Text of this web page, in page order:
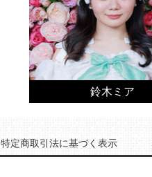
鈴木ミア
特定商取引法に基づく表示